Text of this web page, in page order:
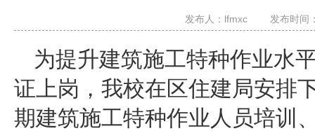
发布人： lfmxc 发布时间
为提升建筑施工特种作业水
证上岗，我校在区住建局安排
期建筑施工特种作业人员培训